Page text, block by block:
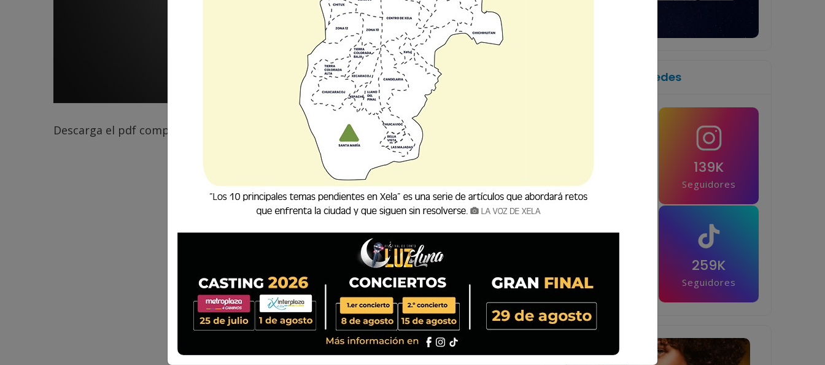
Descarga el pdf completo
Síguenos en las redes
Seguidores
139K
Seguidores
Seguidores
259K
Seguidores